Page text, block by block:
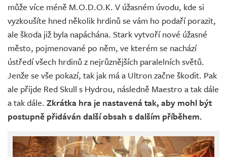
může více méně M.O.D.O.K. V úžasném úvodu, kde si
vyzkoušíte hned několik hrdinů se vám ho podaří porazit,
ale škoda již byla napáchána. Stark vytvoří nové úžasné
město, pojmenované po něm, ve kterém se nachází
ústředí všech hrdinů z nejrůznějších paralelních světů.
Jenže se vše pokazí, tak jak má a Ultron začne škodit. Pak
ale přijde Red Skull s Hydrou, následně Maestro a tak dále
a tak dále. Zkrátka hra je nastavená tak, aby mohl být
postupně přidáván další obsah s dalším příběhem.